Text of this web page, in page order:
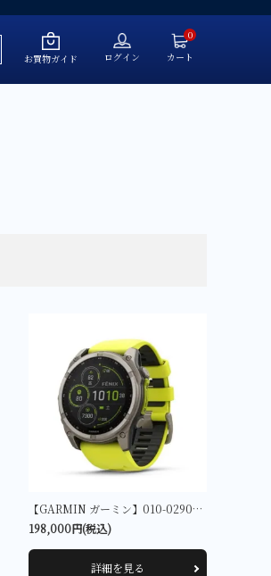
お買物ガイド ログイン
0
カート
【GARMIN ガーミン】010-02907-51 fenix 8 Sapphire Dual Power 51 mm Ti / Amp Yellow
198,000円(税込)
詳細を見る